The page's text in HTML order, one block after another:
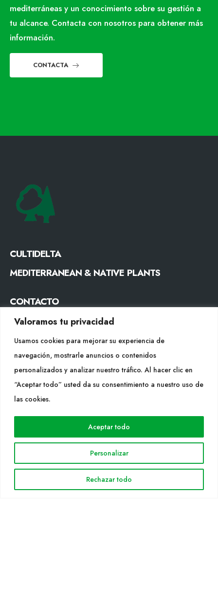
Valoramos tu privacidad
Usamos cookies para mejorar su experiencia de
navegación, mostrarle anuncios o contenidos
personalizados y analizar nuestro tráfico. Al hacer clic en
“Aceptar todo” usted da su consentimiento a nuestro uso de
las cookies.
Personalizar
Rechazar todo
Aceptar todo
mediterráneas y un conocimiento sobre su gestión a
tu alcance. Contacta con nosotros para obtener más
información.
CONTACTA
CULTIDELTA
MEDITERRANEAN & NATIVE PLANTS
CONTACTO
Tel. +34 977053013
SÍGUENOS
WEB
Cultidelta
Solicitud Catálogo